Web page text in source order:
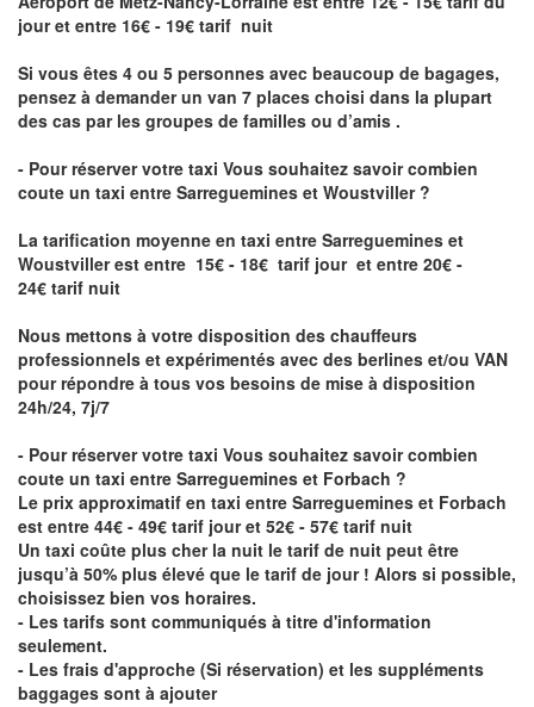
jour et entre 16€ - 19€ tarif nuit
Si vous êtes 4 ou 5 personnes avec beaucoup de bagages,
pensez à demander un van 7 places choisi dans la plupart
des cas par les groupes de familles ou d’amis .
- Pour réserver votre taxi Vous souhaitez savoircombien
coute un taxi entre Sarreguemines et Woustviller ?
La tarification moyenne en taxi entre Sarreguemines et
Woustviller est entre 15€ - 18€ tarif jour et entre 20€ -
24€ tarif nuit
Nous mettons à votre disposition des chauffeurs
professionnels et expérimentés avec des berlines et/ou VAN
pour répondre à tous vos besoins de mise à disposition
24h/24, 7j/7
- Pour réserver votre taxi Vous souhaitez savoircombien
coute un taxi entre Sarreguemines et Forbach ?
Le prix approximatif en taxi entre Sarreguemines et Forbach
est entre 44€ - 49€ tarif jour et 52€ - 57€ tarif nuit
Un taxi coûte plus cher la nuit le tarif de nuit peut être
jusqu’à 50% plus élevé que le tarif de jour ! Alors si possible,
choisissez bien vos horaires.
- Les tarifs sont communiqués à titre d'information
seulement.
- Les frais d'approche (Si réservation) et les suppléments
baggages sont à ajouter